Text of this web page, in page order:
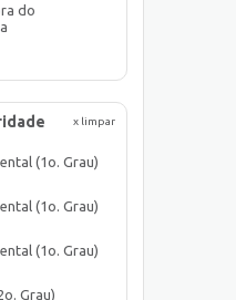
do
x limpar
(1o. Grau)
(1o. Grau)
(1o. Grau)
Grau)